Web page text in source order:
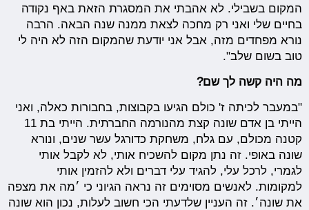
המקום בשבילי. לא אהבתי את המסגרת הזאת באף נקודה
בחיים שלי ואני רק מחכה לצאת ממנה שנה הבאה. הרבה
נורא מפחדים מזה, אבל אני יודעת שהמקום הזה לא היה לי
טוב בשום שלב".
מה היה קשה לך שם?
"במעבר לכיתה ז' כולם הגיעו בקבוצות, בחבורות כאלה, ואני
הייתי בן אדם שונה קצת מהנורמה החברתית. הייתי בת 11
קטנה מכולם, עם גלח, משחקת כדורגל עשר שנים, ונורא
שונה באופי. זה נתן מקום להשכיח אותי, לא לקבל אותי
לגמרי, לרכל עלי, להגיד עלי דברים ולא להזמין אותי
למקומות. לאנשים מסוימים זה נראה הגיוני כי ׳מה את מצפה
את שונה׳. זה העניין שלדעתי הכי חשוב לעלות, נכון הוא שונה